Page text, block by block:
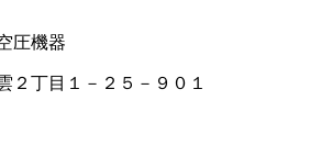
圧機器
２丁目１－２５－９０１